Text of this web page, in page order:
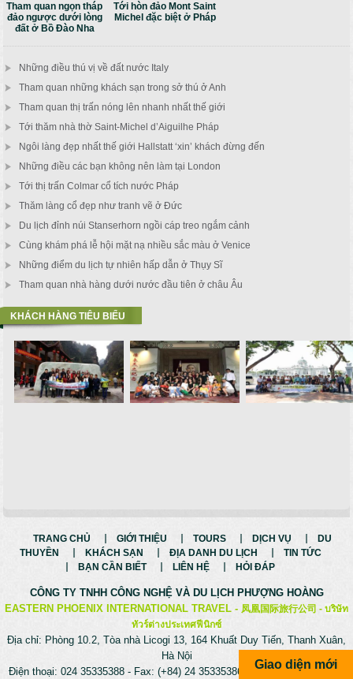
Tham quan ngọn tháp
đảo ngược dưới lòng
đất ở Bồ Đào Nha
Tới hòn đảo Mont Saint
Michel đặc biệt ở Pháp
Những điều thú vị về đất nước Italy
Tham quan những khách sạn trong sở thú ở Anh
Tham quan thị trấn nóng lên nhanh nhất thế giới
Tới thăm nhà thờ Saint-Michel d’Aiguilhe Pháp
Ngôi làng đẹp nhất thế giới Hallstatt ‘xin’ khách đừng đến
Những điều các bạn không nên làm tại London
Tới thị trấn Colmar cổ tích nước Pháp
Thăm làng cổ đẹp như tranh vẽ ở Đức
Du lịch đỉnh núi Stanserhorn ngồi cáp treo ngắm cảnh
Cùng khám phá lễ hội mặt nạ nhiều sắc màu ở Venice
Những điểm du lịch tự nhiên hấp dẫn ở Thụy Sĩ
Tham quan nhà hàng dưới nước đầu tiên ở châu Âu
KHÁCH HÀNG TIÊU BIỂU
TRANG CHỦ GIỚI THIỆU TOURS DỊCH VỤ
DU
THUYỀN
KHÁCH SẠN ĐỊA DANH DU LỊCH
TIN TỨC
BẠN CẦN BIẾT
LIÊN HỆ HỎI ĐÁP
CÔNG TY TNHH CÔNG NGHỆ VÀ DU LỊCH PHƯỢNG HOÀNG
EASTERN PHOENIX INTERNATIONAL TRAVEL - 凤凰国际旅行公司 - บริษัท
ทัวร์ต่างประเทศฟีนิกซ์
Địa chỉ: Phòng 10.2, Tòa nhà Licogi 13, 164 Khuất Duy Tiến, Thanh Xuân,
Hà Nội
Điện thoại: 024 35335388 - Fax: (+84) 24 35335386 - Hotline: 0975699988
Giao diện mới